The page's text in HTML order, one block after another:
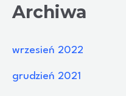
Archiwa
wrzesień 2022
grudzień 2021